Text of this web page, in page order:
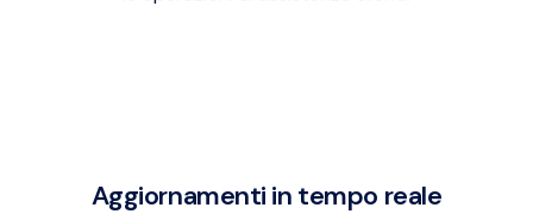
Aggiornamenti in tempo reale